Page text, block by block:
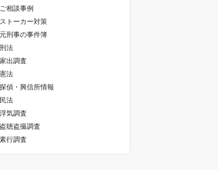
ご相談事例
ストーカー対策
元刑事の事件簿
刑法
家出調査
憲法
探偵・興信所情報
民法
浮気調査
盗聴盗撮調査
素行調査